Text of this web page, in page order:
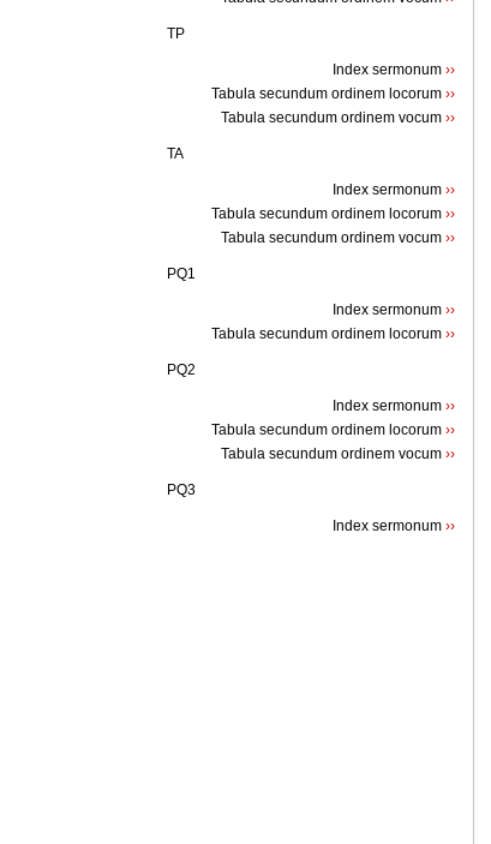
TP
Index sermonum››
Tabula secundum ordinem locorum››
Tabula secundum ordinem vocum››
TA
Index sermonum››
Tabula secundum ordinem locorum››
Tabula secundum ordinem vocum››
PQ1
Index sermonum››
Tabula secundum ordinem locorum››
PQ2
Index sermonum››
Tabula secundum ordinem locorum››
Tabula secundum ordinem vocum››
PQ3
Index sermonum››